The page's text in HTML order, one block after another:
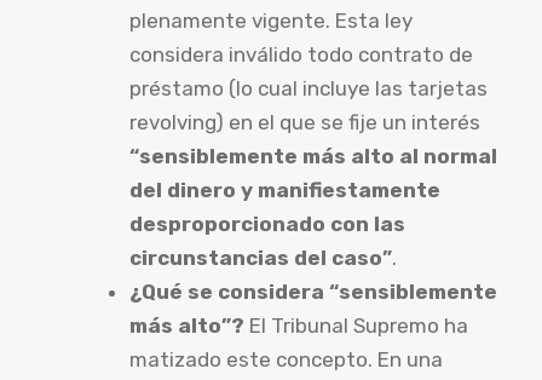
plenamente vigente. Esta ley
considera inválido todo contrato de
préstamo (lo cual incluye las tarjetas
revolving) en el que se fije un interés
“sensiblemente más alto al normal
del dinero y manifiestamente
desproporcionado con las
circunstancias del caso”.
¿Qué se considera “sensiblemente
más alto”? El Tribunal Supremo ha
matizado este concepto. En una